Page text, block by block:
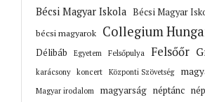
Bécsi Magyar Iskola Bécsi Magyar
bécsi magyarok Collegium
Délibáb Egyetem Felsőpulya Felsőőr
karácsony koncert Központi Szövetség
Magyar irodalom magyarság néptánc